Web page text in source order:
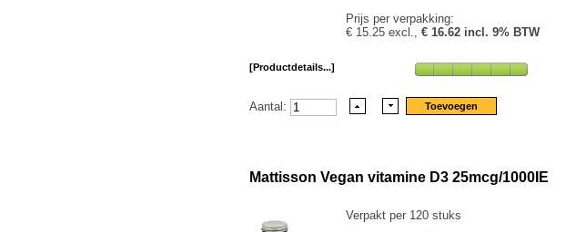
Prijs per verpakking:
€ 15.25 excl., € 16.62 incl. 9% BTW
[Productdetails...]
Aantal:
Mattisson Vegan vitamine D3 25mcg/1000IE
Verpakt per 120 stuks